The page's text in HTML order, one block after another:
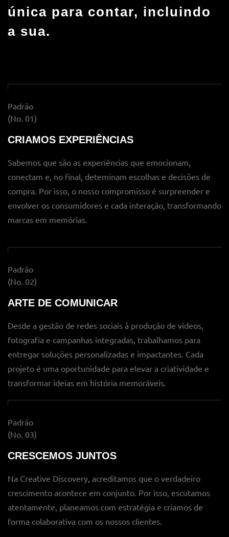
única para contar, incluindo
a sua.
Padrão
(No. 01)
CRIAMOS EXPERIÊNCIAS
Sabemos que são as experiências que emocionam,
conectam e, no final, deteminam escolhas e decisões de
compra. Por isso, o nosso compromisso é surpreender e
envolver os consumidores e cada interação, transformando
marcas em memórias.
Padrão
(No. 02)
ARTE DE COMUNICAR
Desde a gestão de redes sociais á produção de vídeos,
fotografia e campanhas integradas, trabalhamos para
entregar soluções personalizadas e impactantes. Cada
projeto é uma oportunidade para elevar a criatividade e
transformar ideias em história memoráveis.
Padrão
(No. 03)
CRESCEMOS JUNTOS
Na Creative Discovery, acreditamos que o verdadeiro
crescimento acontece em conjunto. Por isso, escutamos
atentamente, planeamos com estratégia e criamos de
forma colaborativa com os nossos clientes.